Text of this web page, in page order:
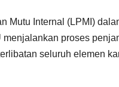
Mutu Internal (LPMI)
proses
seluruh elemen